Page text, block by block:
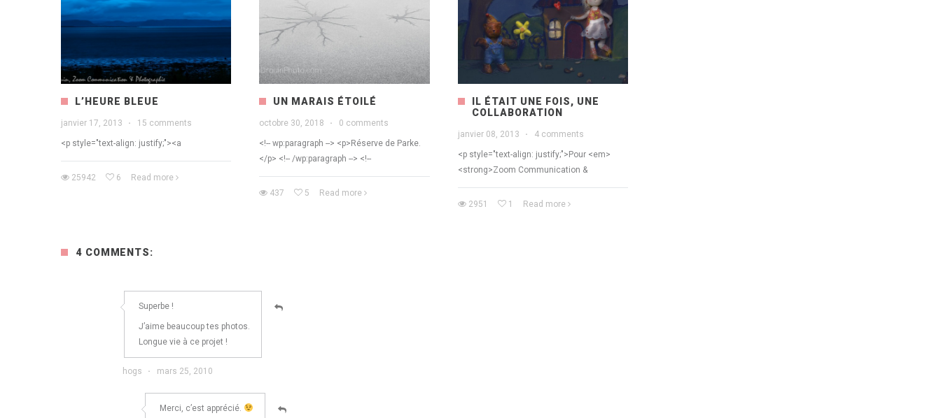
L’HEURE BLEUE
janvier 17, 2013 · 15 comments
<p style="text-align: justify;"><a
25942 6 Read more
UN MARAIS ÉTOILÉ
octobre 30, 2018 · 0 comments
<!-- wp:paragraph --> <p>Réserve de Parke.
</p> <!-- /wp:paragraph --> <!--
437 5 Read more
IL ÉTAIT UNE FOIS, UNE
COLLABORATION
janvier 08, 2013 · 4 comments
<p style="text-align: justify;">Pour <em>
<strong>Zoom Communication &
2951 1 Read more
4 COMMENTS:
Superbe !
J’aime beaucoup tes photos.
Longue vie à ce projet !
hogs · mars 25, 2010
Merci, c’est apprécié.